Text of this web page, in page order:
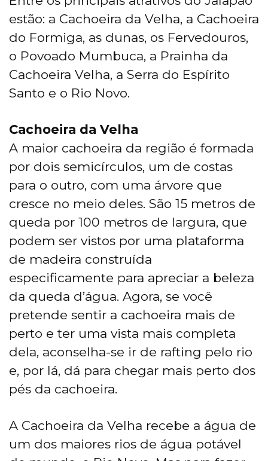
estão: a Cachoeira da Velha, a Cachoeira
do Formiga, as dunas, os Fervedouros,
o Povoado Mumbuca, a Prainha da
Cachoeira Velha, a Serra do Espírito
Santo e o Rio Novo.
Cachoeira da Velha
A maior cachoeira da região é formada
por dois semicírculos, um de costas
para o outro, com uma árvore que
cresce no meio deles. São 15 metros de
queda por 100 metros de largura, que
podem ser vistos por uma plataforma
de madeira construída
especificamente para apreciar a beleza
da queda d’água. Agora, se você
pretende sentir a cachoeira mais de
perto e ter uma vista mais completa
dela, aconselha-se ir de rafting pelo rio
e, por lá, dá para chegar mais perto dos
pés da cachoeira.
A Cachoeira da Velha recebe a água de
um dos maiores rios de água potável